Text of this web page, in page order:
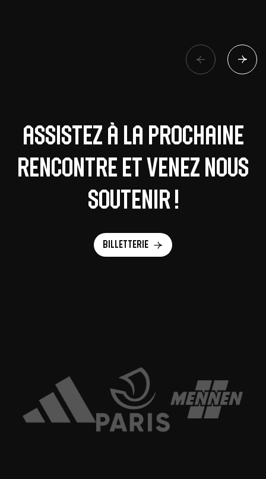
Assistez à la prochaine
rencontre et venez nous
soutenir !
Billetterie